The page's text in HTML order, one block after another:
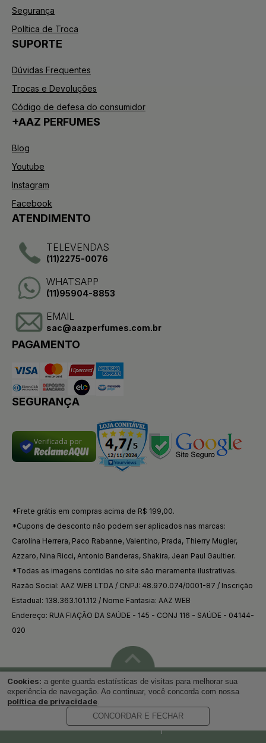
Segurança
Política de Troca
SUPORTE
Dúvidas Frequentes
Trocas e Devoluções
Código de defesa do consumidor
+AAZ PERFUMES
Blog
Youtube
Instagram
Facebook
ATENDIMENTO
TELEVENDAS
(11)2275-0076
WHATSAPP
(11)95904-8853
EMAIL
sac@aazperfumes.com.br
PAGAMENTO
SEGURANÇA
Verificada por
*Frete grátis em compras acima de R$ 199,00.
*Cupons de desconto não podem ser aplicados nas marcas:
Carolina Herrera, Paco Rabanne, Valentino, Prada, Thierry Mugler,
Azzaro, Nina Ricci, Antonio Banderas, Shakira, Jean Paul Gaultier.
*Todas as imagens contidas no site são meramente ilustrativas.
Razão Social: AAZ WEB LTDA / CNPJ: 48.970.074/0001-87 / Inscrição
Estadual: 138.363.101.112 / Nome Fantasia: AAZ WEB
Endereço: RUA FIAÇÃO DA SAÚDE - 145 - CONJ 116 - SAÚDE - 04144-
020
Voltar ao topo
Desenvolvido por
Cookies: a gente guarda estatísticas de visitas para melhorar sua
experiência de navegação. Ao continuar, você concorda com nossa
política de privacidade.
CONCORDAR E FECHAR